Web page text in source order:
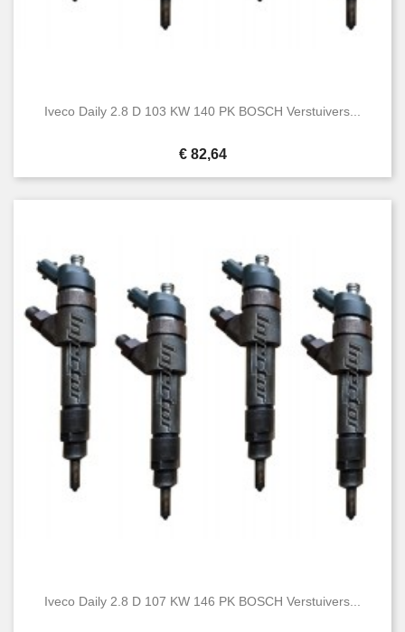
Iveco Daily 2.8 D 103 KW 140 PK BOSCH Verstuivers...
Prijs
€ 82,64
Iveco Daily 2.8 D 107 KW 146 PK BOSCH Verstuivers...